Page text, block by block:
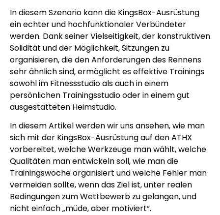
In diesem Szenario kann die KingsBox-Ausrüstung
ein echter und hochfunktionaler Verbündeter
werden. Dank seiner Vielseitigkeit, der konstruktiven
Solidität und der Möglichkeit, Sitzungen zu
organisieren, die den Anforderungen des Rennens
sehr ähnlich sind, ermöglicht es effektive Trainings
sowohl im Fitnessstudio als auch in einem
persönlichen Trainingsstudio oder in einem gut
ausgestatteten Heimstudio.
In diesem Artikel werden wir uns ansehen, wie man
sich mit der KingsBox-Ausrüstung auf den ATHX
vorbereitet, welche Werkzeuge man wählt, welche
Qualitäten man entwickeln soll, wie man die
Trainingswoche organisiert und welche Fehler man
vermeiden sollte, wenn das Ziel ist, unter realen
Bedingungen zum Wettbewerb zu gelangen, und
nicht einfach „müde, aber motiviert“.